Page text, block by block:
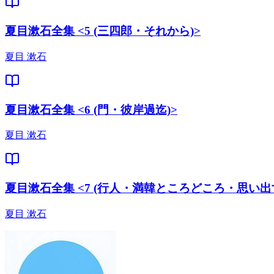
夏目漱石全集 <5 (三四郎・それから)>
夏目 漱石
夏目漱石全集 <6 (門・彼岸過迄)>
夏目 漱石
夏目漱石全集 <7 (行人・満韓ところどころ・思い
夏目 漱石